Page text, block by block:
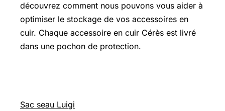
découvrez comment nous pouvons vous aider à
optimiser le stockage de vos accessoires en
cuir. Chaque accessoire en cuir Cérès est livré
dans une pochon de protection.
Sac seau Luigi